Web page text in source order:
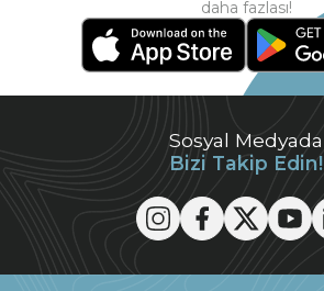
Sosyal Medyada
Bizi Takip Edin!
daha fazlası!